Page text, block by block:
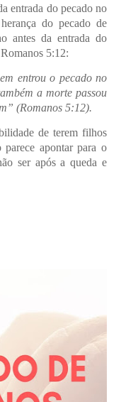
entrada do pecado no
do pecado de
antes da entrada do
5:12:
entrou o pecado no
a morte passou
(Romanos 5:12).
de terem filhos
apontar para o
ser após a queda e